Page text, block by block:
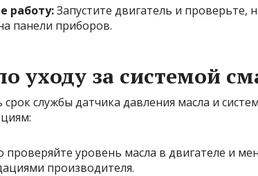
работу:Запустите двигатель и
панели приборов.
уходу за системой
службы датчика давления масла и
проверяйте уровень масла в двигателе и
производителя.